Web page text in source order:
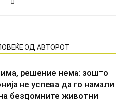
ОД АВТОРОТ
има, решение нема: зошто
не успева да го намали
бездомните животни